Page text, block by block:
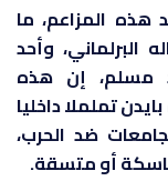
هذه المزاعم، ما
البرلماني، وأحد
مسلم، إن هذه
تململا داخليا
ضد الحرب،
أو متسقة.